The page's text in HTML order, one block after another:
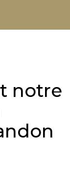
notre